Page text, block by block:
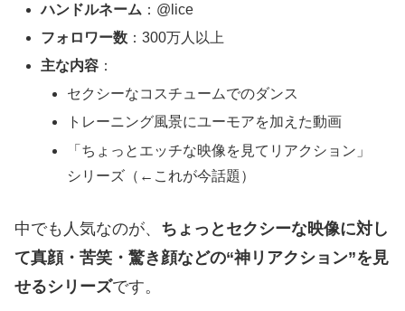
ハンドルネーム ：@lice
フォロワー数 ：300万人以上
主な内容 ：
セクシーなコスチュームでのダンス
トレーニング風景にユーモアを加えた動画
「ちょっとエッチな映像を見てリアクション」
シリーズ（←これが今話題）
中でも人気なのが、 ちょっとセクシーな映像に対し
て真顔・苦笑・驚き顔などの“神リアクション”を見
せるシリーズです。